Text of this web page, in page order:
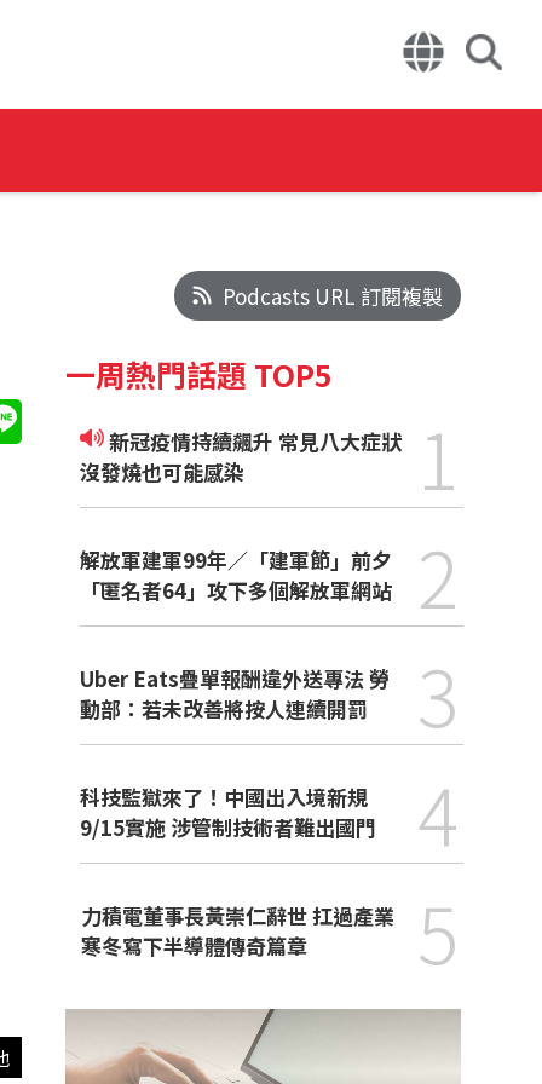
Podcasts URL 訂閱複製
一周熱門話題 TOP5
新冠疫情持續飆升 常見八大症狀
沒發燒也可能感染
1
解放軍建軍99年／「建軍節」前夕
「匿名者64」攻下多個解放軍網站
2
Uber Eats疊單報酬違外送專法 勞
動部：若未改善將按人連續開罰
3
科技監獄來了！中國出入境新規
9/15實施 涉管制技術者難出國門
4
力積電董事長黃崇仁辭世 扛過產業
寒冬寫下半導體傳奇篇章
5